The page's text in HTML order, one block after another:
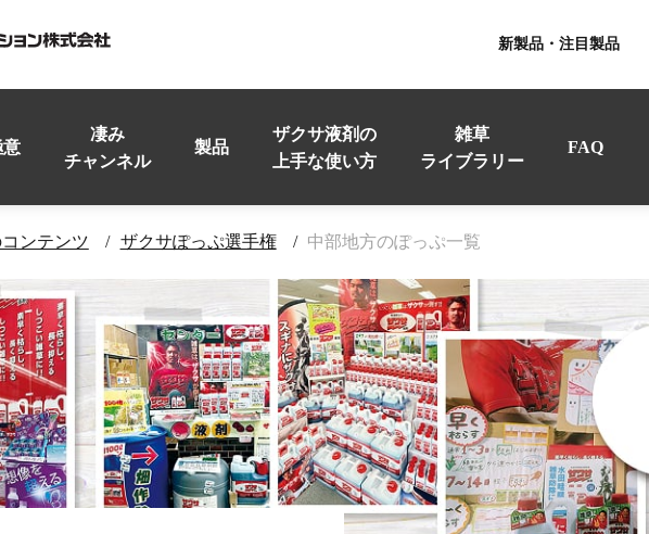
新製品・注目製品
意
凄み
チャンネル
製品
ザクサ液剤の
上手な使い方
雑草
ライブラリー
FAQ
ンテンツ ザクサぽっぷ選手権 中部地方のぽっぷ一覧